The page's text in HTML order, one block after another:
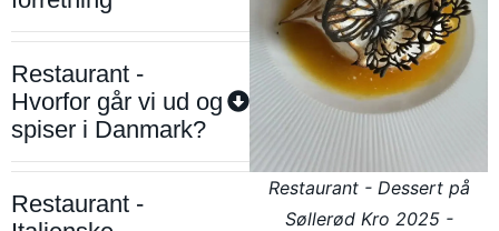
Restaurant -
Hvorfor går vi ud og
spiser i Danmark?
Restaurant -
Restaurant - Dessert på
Søllerød Kro 2025 -